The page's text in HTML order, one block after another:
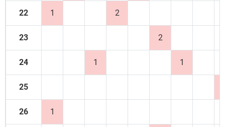
22 1 2
23 2
24 1 1
25
26 1